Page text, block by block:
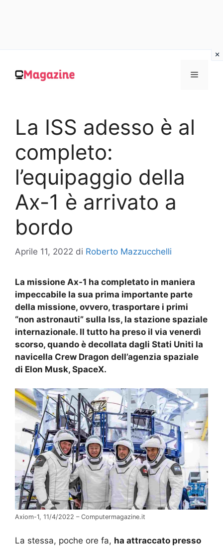
contenuto
MENU
La ISS adesso è al
completo:
l’equipaggio della
Ax-1 è arrivato a
bordo
Aprile 11, 2022 di Roberto Mazzucchelli
La missione Ax-1 ha completato in maniera
impeccabile la sua prima importante parte
della missione, ovvero, trasportare i primi
“non astronauti” sulla Iss, la stazione spaziale
internazionale. Il tutto ha preso il via venerdì
scorso, quando è decollata dagli Stati Uniti la
navicella Crew Dragon dell’agenzia spaziale
di Elon Musk, SpaceX.
Axiom-1, 11/4/2022 – Computermagazine.it
La stessa, poche ore fa, ha attraccato presso